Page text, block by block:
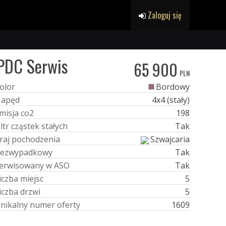
Zaloguj się
Serwis 65 900 PLN
olor
Bordowy
apęd
4x4 (stały)
misja co2
198
ltrcząstekstałych
Tak
raj pochodzenia
Szwajcaria
ezwypadkowy
Tak
rwisowanywASO
Tak
iczba miejsc
5
iczba drzwi
5
nikalny numeroferty 1609